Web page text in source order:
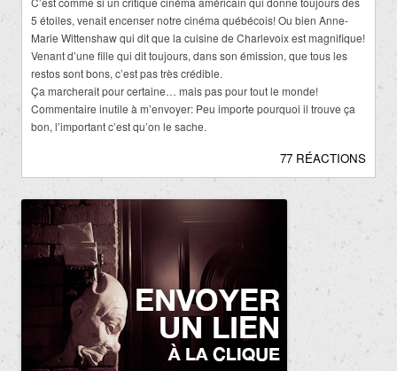
5 étoiles, venait encenser notre cinéma québécois! Ou bien Anne-
Marie Wittenshaw qui dit que la cuisine de Charlevoix est magnifique!
Venant d’une fille qui dit toujours, dans son émission, que tous les
restos sont bons, c’est pas très crédible.
Ça marcherait pour certaine… mais pas pour tout le monde!
Commentaire inutile à m’envoyer: Peu importe pourquoi il trouve ça
bon, l’important c’est qu’on le sache.
77 RÉACTIONS